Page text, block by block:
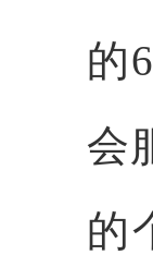
的
会
的